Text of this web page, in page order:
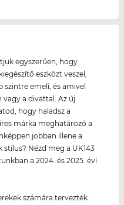
egyszerűen, hogy
eszközt veszel,
emeli, és amivel
a divattal. Az új
hogy haladsz a
márka meghatározó a
jobban illene a
Nézd meg a UK143
a 2024. és 2025. évi
számára tervezték.